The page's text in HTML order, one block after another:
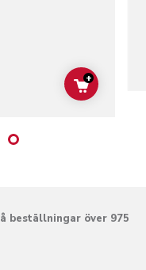
ADD TO
+
beställningar över 975